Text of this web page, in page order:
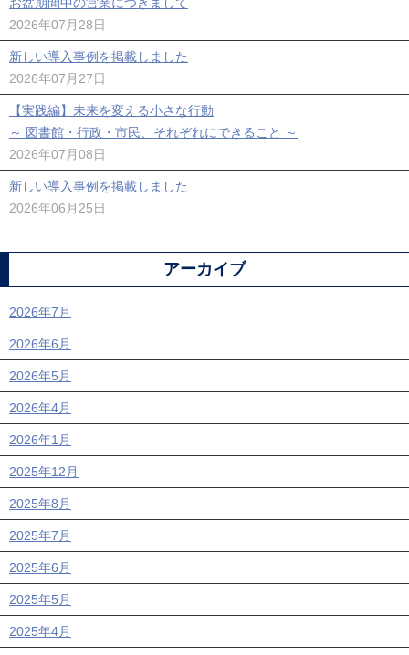
2026年07月28日
新しい導入事例を掲載しました
2026年07月27日
【実践編】未来を変える小さな行動
～ 図書館・行政・市民、それぞれにできること ～
2026年07月08日
新しい導入事例を掲載しました
2026年06月25日
アーカイブ
2026年7月
2026年6月
2026年5月
2026年4月
2026年1月
2025年12月
2025年8月
2025年7月
2025年6月
2025年5月
2025年4月